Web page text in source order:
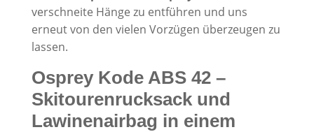
verschneite Hänge zu entführen und uns
erneut von den vielen Vorzügen überzeugen zu
lassen.
Osprey Kode ABS 42 –
Skitourenrucksack und
Lawinenairbag in einem